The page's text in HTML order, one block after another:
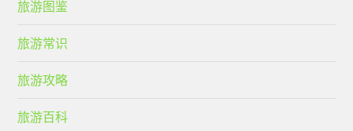
旅游图鉴
旅游常识
旅游攻略
旅游百科